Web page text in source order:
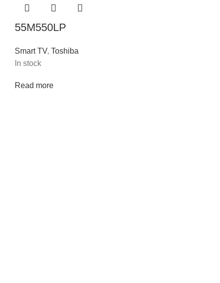
55M550LP
Smart TV, Toshiba
In stock
Read more